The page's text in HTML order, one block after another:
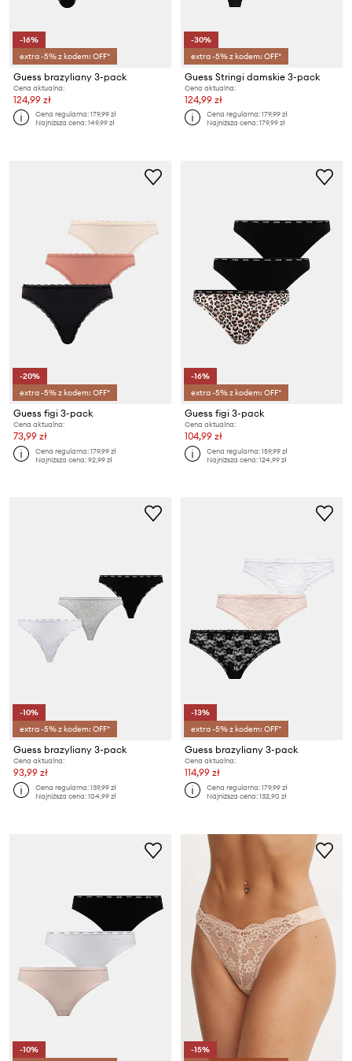
-16%
extra -5% z kodem: OFF*
Guess brazyliany 3-pack
Cena aktualna:
124,99 zł
Cena regularna:179,99 zł
Najniższa cena:149,99 zł
-30%
extra -5% z kodem: OFF*
Guess Stringi damskie 3-pack
Cena aktualna:
124,99 zł
Cena regularna:179,99 zł
Najniższa cena:179,99 zł
-20%
extra -5% z kodem: OFF*
Guess figi 3-pack
Cena aktualna:
73,99 zł
Cena regularna:179,99 zł
Najniższa cena:92,99 zł
-16%
extra -5% z kodem: OFF*
Guess figi 3-pack
Cena aktualna:
104,99 zł
Cena regularna:159,99 zł
Najniższa cena:124,99 zł
-10%
extra -5% z kodem: OFF*
Guess brazyliany 3-pack
Cena aktualna:
93,99 zł
Cena regularna:139,99 zł
Najniższa cena:104,99 zł
-13%
extra -5% z kodem: OFF*
Guess brazyliany 3-pack
Cena aktualna:
114,99 zł
Cena regularna:179,99 zł
Najniższa cena:132,90 zł
-10%
-15%